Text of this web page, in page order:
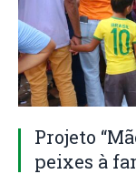
Projeto
peixes à